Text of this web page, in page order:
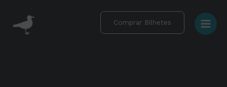
content
Comprar Bilhetes